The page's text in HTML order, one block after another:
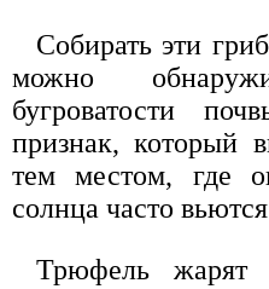
Собирать эти
можно
бугроватости
признак, который
тем местом, где
солнца часто
Трюфель жарят